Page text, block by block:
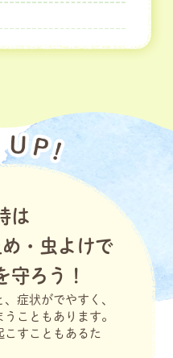
は
・虫よけで
守ろう！
症状がでやすく、
こともあります。
こすこともあるた